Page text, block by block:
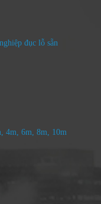
đục lỗ sẵn
4m, 6m, 8m, 10m